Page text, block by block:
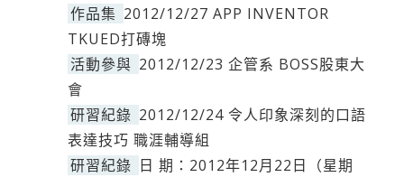
作品集 2012/12/27 APP INVENTOR
TKUED打磚塊
活動參與 2012/12/23 企管系 BOSS股東大
會
研習紀錄 2012/12/24 令人印象深刻的口語
表達技巧 職涯輔導組
研習紀錄 日 期：2012年12月22日（星期